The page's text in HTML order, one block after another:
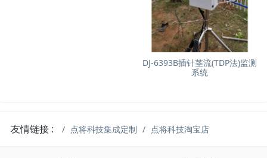
DJ-6393B插针茎流(TDP法)监测
系统
友情链接 : 点将科技集成定制 点将科技淘宝店